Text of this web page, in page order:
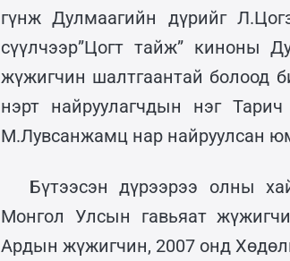
гүнж Дулмаагийн дүрийг
сүүлчээр”Цогт тайж” киноны
жүжигчин шалтгаантай болоод
нэрт найруулагчдын нэг
М.Лувсанжамц нар найруулсан
Бүтээсэн дүрээрээ олны
Монгол Улсын гавьяат
Ардын жүжигчин, 2007 онд